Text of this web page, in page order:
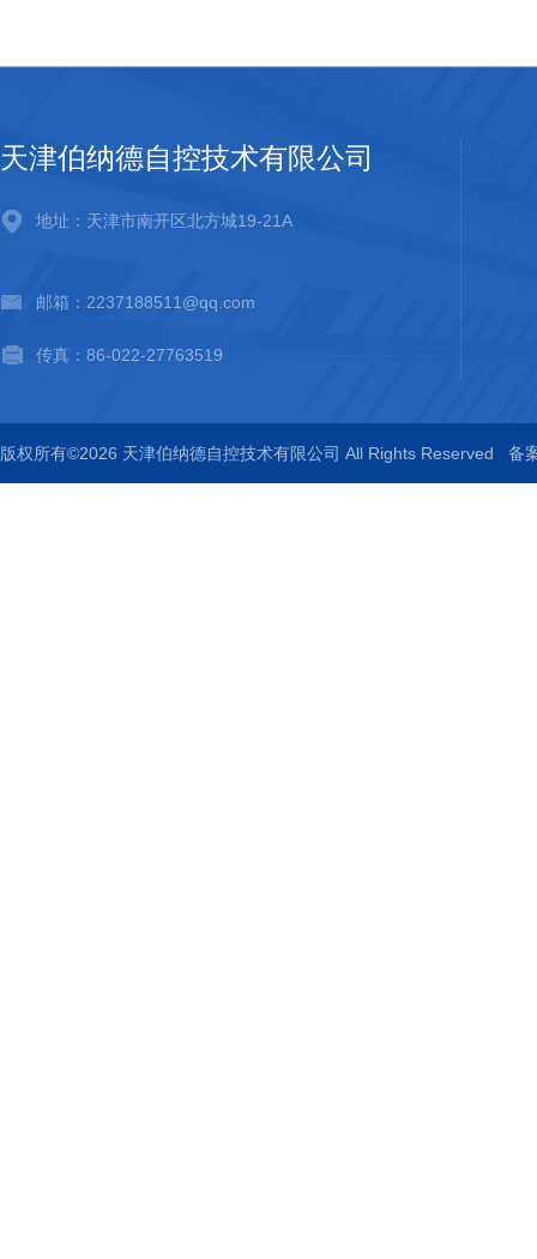
天津伯纳德自控技术有限公司
地址：天津市南开区北方城19-21A
邮箱：2237188511@qq.com
传真：86-022-27763519
版权所有©2026 天津伯纳德自控技术有限公司 All Rights Reserved 备